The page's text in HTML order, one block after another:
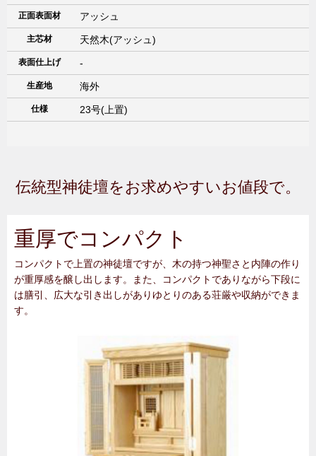
正面表面材 アッシュ
主芯材 天然木(アッシュ)
表面仕上げ -
生産地 海外
仕様 23号(上置)
伝統型神徒壇をお求めやすいお値段で。
重厚でコンパクト
コンパクトで上置の神徒壇ですが、木の持つ神聖さと内陣の作り
が重厚感を醸し出します。また、コンパクトでありながら下段に
は膳引、広大な引き出しがありゆとりのある荘厳や収納ができま
す。